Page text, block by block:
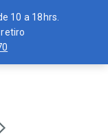
10 a 18hrs.